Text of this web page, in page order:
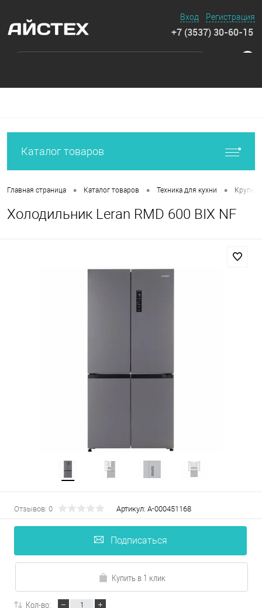
Вход Регистрация
+7 (3537) 30-60-15
Каталог товаров
Главная страница • Каталог товаров • Техника для кухни •
Холодильник Leran RMD 600 BIX NF
Отзывов: 0 Артикул: А-000451168
Подписаться
Купить в 1 клик
Кол-во: